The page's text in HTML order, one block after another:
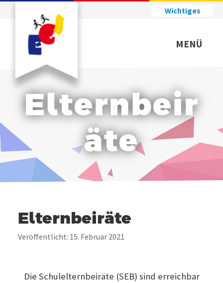
Wichtiges
MENÜ
Elternbeir
äte
Elternbeiräte
Veröffentlicht: 15. Februar 2021
Die Schulelternbeiräte (SEB) sind erreichbar